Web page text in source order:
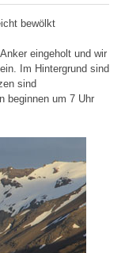
bewölkt
eingeholt und wir
Im Hintergrund sind
sind
beginnen um 7 Uhr